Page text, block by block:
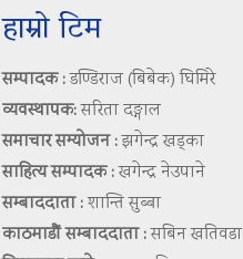
हाम्रो टिम
सम्पादक :डण्डिराज (बिबेक) घिमिरे
व्यवस्थापक:सरिता दङ्गाल
समाचार सम्योजन :झगेन्द्र खड्का
साहित्य सम्पादक :खगेन्द्र नेउपाने
सम्बाददाता :शान्ति सुब्बा
काठमाडौं सम्बाददाता :सबिन खतिवडा